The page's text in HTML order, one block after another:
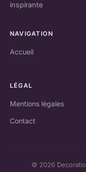
inspirante
NAVIGATION
Accueil
LÉGAL
Mentions légales
Contact
© 2026